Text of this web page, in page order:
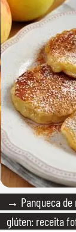
→ Panqueca de
glúten: receita